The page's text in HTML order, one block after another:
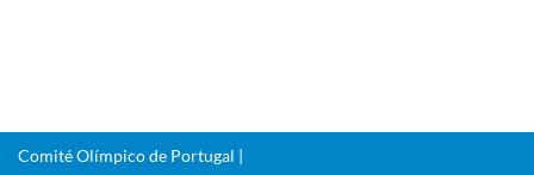
Comité Olímpico de Portugal |